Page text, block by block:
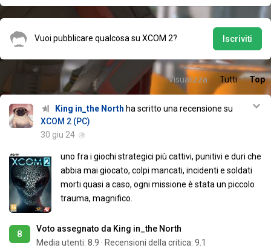
Vuoi pubblicare qualcosa su XCOM 2? Iscriviti
Visualizza Tutti Top
King in_the North ha scritto una recensione su
XCOM 2 (PC)
30 giu 24
uno fra i giochi strategici più cattivi, punitivi e duri che
abbia mai giocato, colpi mancati, incidenti e soldati
morti quasi a caso, ogni missione è stata un piccolo
trauma, magnifico.
8
Voto assegnato da King in_the North
Media utenti: 8.9 · Recensioni della critica: 9.1